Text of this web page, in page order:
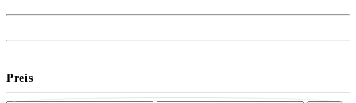
Preis